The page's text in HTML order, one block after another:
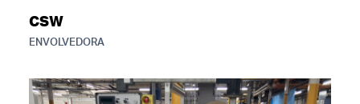
CSW
ENVOLVEDORA